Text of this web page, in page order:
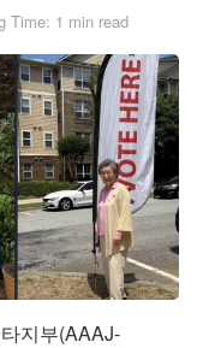
Time: 1 min read
지부(AAAJ-